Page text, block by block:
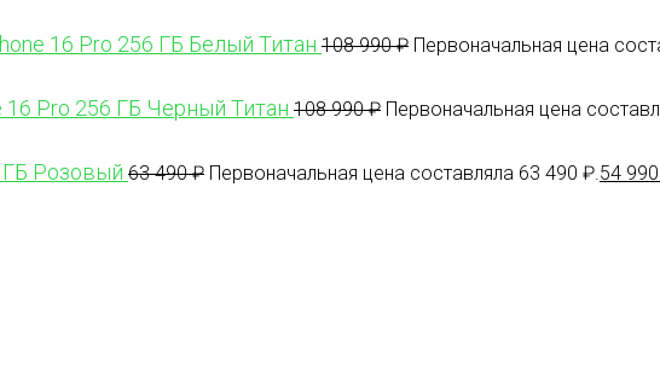
16 Pro 256 ГБ Белый Титан 108 990₽ Первоначальная цена
16 Pro 256 ГБ Черный Титан 108 990₽ Первоначальная цена
ГБ Розовый 63 490₽ Первоначальная цена составляла 63 490 ₽. 54 990